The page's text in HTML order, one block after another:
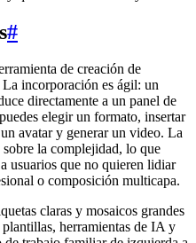
#
de creación de
incorporación es ágil: un
directamente a un panel de
elegir un formato, insertar
avatar y generar un video. La
la complejidad, lo que
usuarios que no quieren lidiar
o composición multicapa.
claras y mosaicos grandes
herramientas de IA y